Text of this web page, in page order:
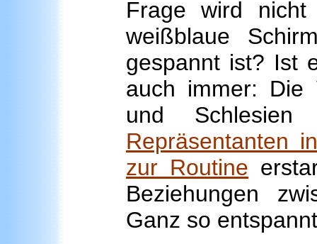
Frage wird
weißblaue
gespannt ist? Ist
auch immer: Die
und
Repräsentanten
zur Routine
Beziehungen
Ganz so